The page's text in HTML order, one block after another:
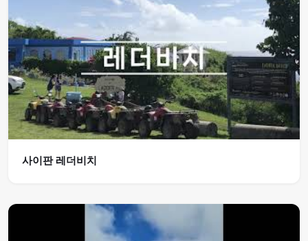
사이판 레더비치